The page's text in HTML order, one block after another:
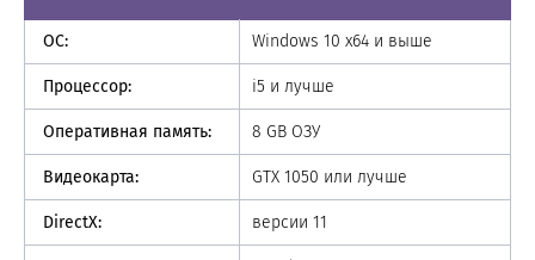
ОС: Windows 10 x64 и выше
Процессор: i5 и лучше
Оперативная память: 8 GB ОЗУ
Видеокарта: GTX 1050 или лучше
DirectX: версии 11